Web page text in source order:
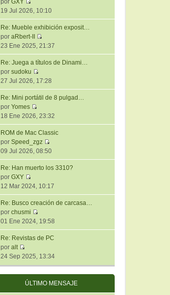
s
a
j
e
o
m
e
s
a
j
l
t
i
m
o
m
e
s
a
j
porGXY
V
e
r
ú
l
t
i
m
o
m
e
n
s
j
e
19 Jul 2026, 10:10
Re: Mueble exhibición exposit…
poraRbert-II
V
e
r
l
t
i
o
m
e
n
s
j
23 Ene 2025, 21:37
Re: Juega a títulos de Dinami…
porsudoku
V
e
r
l
t
i
m
o
m
e
s
j
27 Jul 2026, 17:28
Re: Mini portátil de 8 pulgad…
porYomes
V
e
r
ú
l
t
i
o
m
e
n
s
j
18 Ene 2026, 23:32
ROM de Mac Classic
porSpeed_zgz
V
e
r
l
t
i
o
m
e
s
a
e
09 Jul 2026, 08:50
Re: Han muerto los 3310?
porGXY
V
e
r
ú
l
t
i
o
m
e
n
s
12 Mar 2024, 10:17
Re: Busco creación de carcasa…
porchusmi
V
e
r
l
t
i
m
o
01 Ene 2024, 19:58
Re: Revistas de PC
poralt
V
ú
24 Sep 2025, 13:34
ÚLTIMO MENSAJE